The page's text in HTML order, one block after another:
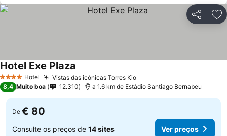
Partilhar
4 EstrelasHotel Vistas das icónicas Torres KioVer preços
Hotel Exe Plaza
8,4 Muito boa 12.310 a 1.6 km de Estádio Santiago Bernabeu
De € 80
Consulte os preços de 14 sites Ver preços